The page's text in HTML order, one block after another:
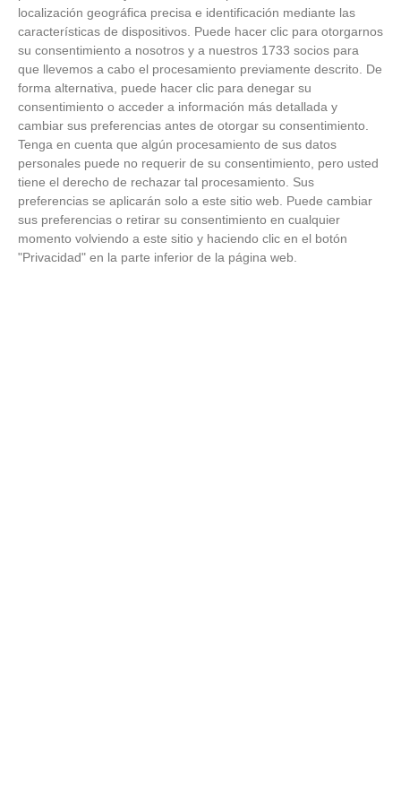
localización geográfica precisa e identificación mediante las
características de dispositivos. Puede hacer clic para otorgarnos
su consentimiento a nosotros y a nuestros 1733 socios para
que llevemos a cabo el procesamiento previamente descrito. De
forma alternativa, puede hacer clic para denegar su
consentimiento o acceder a información más detallada y
cambiar sus preferencias antes de otorgar su consentimiento.
Tenga en cuenta que algún procesamiento de sus datos
personales puede no requerir de su consentimiento, pero usted
tiene el derecho de rechazar tal procesamiento. Sus
preferencias se aplicarán solo a este sitio web. Puede cambiar
sus preferencias o retirar su consentimiento en cualquier
momento volviendo a este sitio y haciendo clic en el botón
"Privacidad" en la parte inferior de la página web.
Temporada 2025-2026 (Alcobendas - Jueves,
18 junio 2026)
18/06/2026
FOTOS - Entrega de medallas de la Fiesta de
los Debutantes 2025-2026 (Domingo, 14 de
14/ 06/ 2026
FOTOS - Equipos participantes de 30 clubes en
la primera edición de la Copa Rural RFFM
(Sábado, 13 junio 2026)
13/ 06/2026
FOTOS (Cotorruelo) - 35º Torneo de
Campeones de Fútbol 7 | Benjamines y